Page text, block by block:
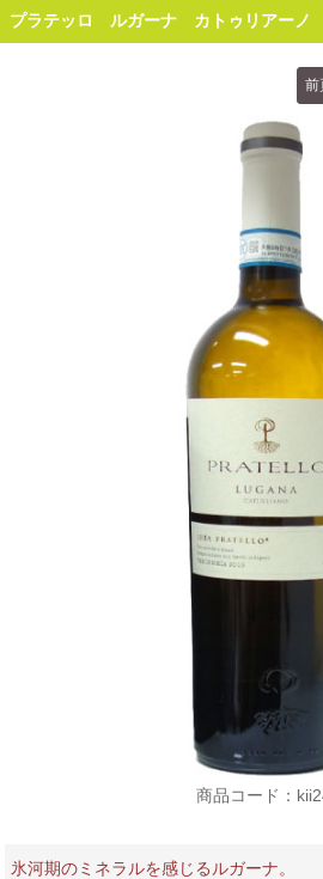
プラテッロ ルガーナ カトゥリアーノ
商品コード：
氷河期のミネラルを感じるルガーナ。